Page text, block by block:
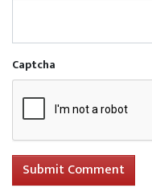
Captcha
Submit Comment